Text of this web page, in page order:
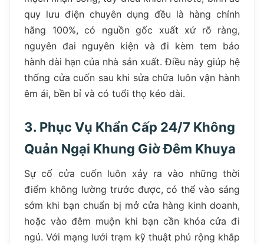
quy lưu điện chuyên dụng đều là hàng chính
hãng 100%, có nguồn gốc xuất xứ rõ ràng,
nguyên đai nguyên kiện và đi kèm tem bảo
hành dài hạn của nhà sản xuất. Điều này giúp hệ
thống cửa cuốn sau khi sửa chữa luôn vận hành
êm ái, bền bỉ và có tuổi thọ kéo dài.
3. Phục Vụ Khẩn Cấp 24/7 Không
Quản Ngại Khung Giờ Đêm Khuya
Sự cố cửa cuốn luôn xảy ra vào những thời
điểm không lường trước được, có thể vào sáng
sớm khi bạn chuẩn bị mở cửa hàng kinh doanh,
hoặc vào đêm muộn khi bạn cần khóa cửa đi
ngủ. Với mạng lưới trạm kỹ thuật phủ rộng khắp